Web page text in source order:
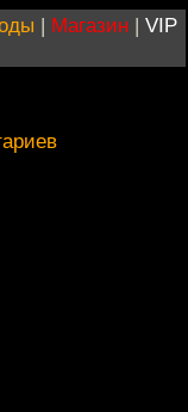
| Магазин | VIP